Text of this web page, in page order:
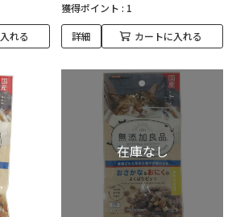
れる
獲得ポイント : 1
詳細 カートに入れる